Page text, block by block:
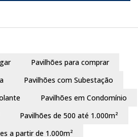
Pavilhões para comprar
Pavilhões com Subestação
Pavilhões em Condomínio
Pavilhões de 500 até 1.000m²
a partir de 1.000m²